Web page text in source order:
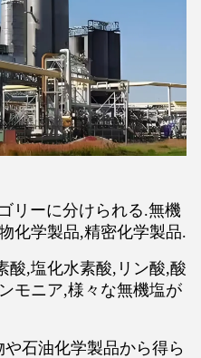
リーに分けられる.無機
化学製品,精密化学製品.
酸,塩化水素酸,リン酸,酸
モニア,様々な無機塩が
石油化学製品から得ら